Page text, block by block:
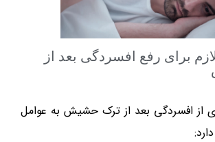
برای رفع افسردگی بعد از
از افسردگی بعد از ترک حشیش به عوامل